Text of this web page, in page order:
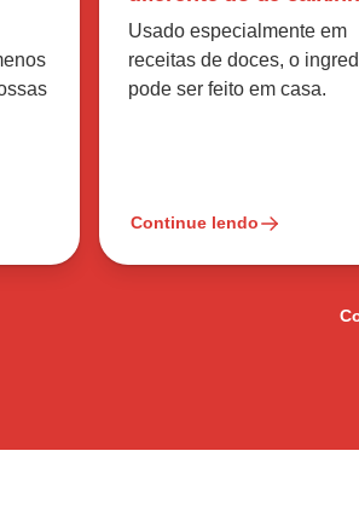
Usado especialmente em
receitas de doces, o
pode ser feito em casa.
Continue lendo